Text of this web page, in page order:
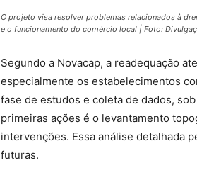
O projeto visa resolver problemas relacionados à
e o funcionamento do comércio local | Foto:
Segundo a Novacap, a readequação
especialmente os estabelecimentos
fase de estudos e coleta de dados,
primeiras ações é o levantamento
intervenções. Essa análise detalhada
futuras.